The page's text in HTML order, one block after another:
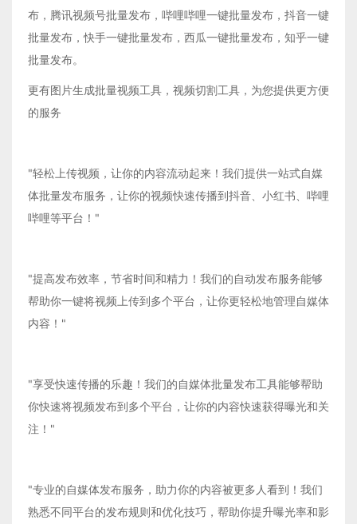
布，腾讯视频号批量发布，哔哩哔哩一键批量发布，抖音一键
批量发布，快手一键批量发布，西瓜一键批量发布，知乎一键
批量发布。
更有图片生成批量视频工具，视频切割工具，为您提供更方便
的服务
"轻松上传视频，让你的内容流动起来！我们提供一站式自媒
体批量发布服务，让你的视频快速传播到抖音、小红书、哔哩
哔哩等平台！"
"提高发布效率，节省时间和精力！我们的自动发布服务能够
帮助你一键将视频上传到多个平台，让你更轻松地管理自媒体
内容！"
"享受快速传播的乐趣！我们的自媒体批量发布工具能够帮助
你快速将视频发布到多个平台，让你的内容快速获得曝光和关
注！"
"专业的自媒体发布服务，助力你的内容被更多人看到！我们
熟悉不同平台的发布规则和优化技巧，帮助你提升曝光率和影